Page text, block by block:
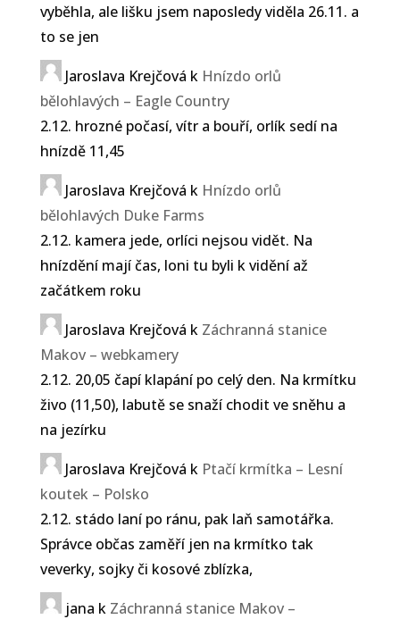
vyběhla, ale lišku jsem naposledy viděla 26.11. a
to se jen
Jaroslava Krejčová k Hnízdo orlů
bělohlavých – Eagle Country
2.12. hrozné počasí, vítr a bouří, orlík sedí na
hnízdě 11,45
Jaroslava Krejčová k Hnízdo orlů
bělohlavých Duke Farms
2.12. kamera jede, orlíci nejsou vidět. Na
hnízdění mají čas, loni tu byli k vidění až
začátkem roku
Jaroslava Krejčová k Záchranná stanice
Makov – webkamery
2.12. 20,05 čapí klapání po celý den. Na krmítku
živo (11,50), labutě se snaží chodit ve sněhu a
na jezírku
Jaroslava Krejčová k Ptačí krmítka – Lesní
koutek – Polsko
2.12. stádo laní po ránu, pak laň samotářka.
Správce občas zaměří jen na krmítko tak
veverky, sojky či kosové zblízka,
jana k Záchranná stanice Makov –